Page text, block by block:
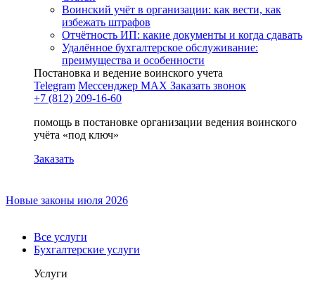
Воинский учёт в организации: как вести, как
избежать штрафов
Отчётность ИП: какие документы и когда сдавать
Удалённое бухгалтерское обслуживание:
преимущества и особенности
Постановка и ведение воинского учета
Telegram Мессенджер MAX Заказать звонок
+7 (812) 209-16-60
помощь в постановке организации ведения воинского
учёта «под ключ»
Заказать
Новые законы июля 2026
Все услуги
Бухгалтерские услуги
Услуги